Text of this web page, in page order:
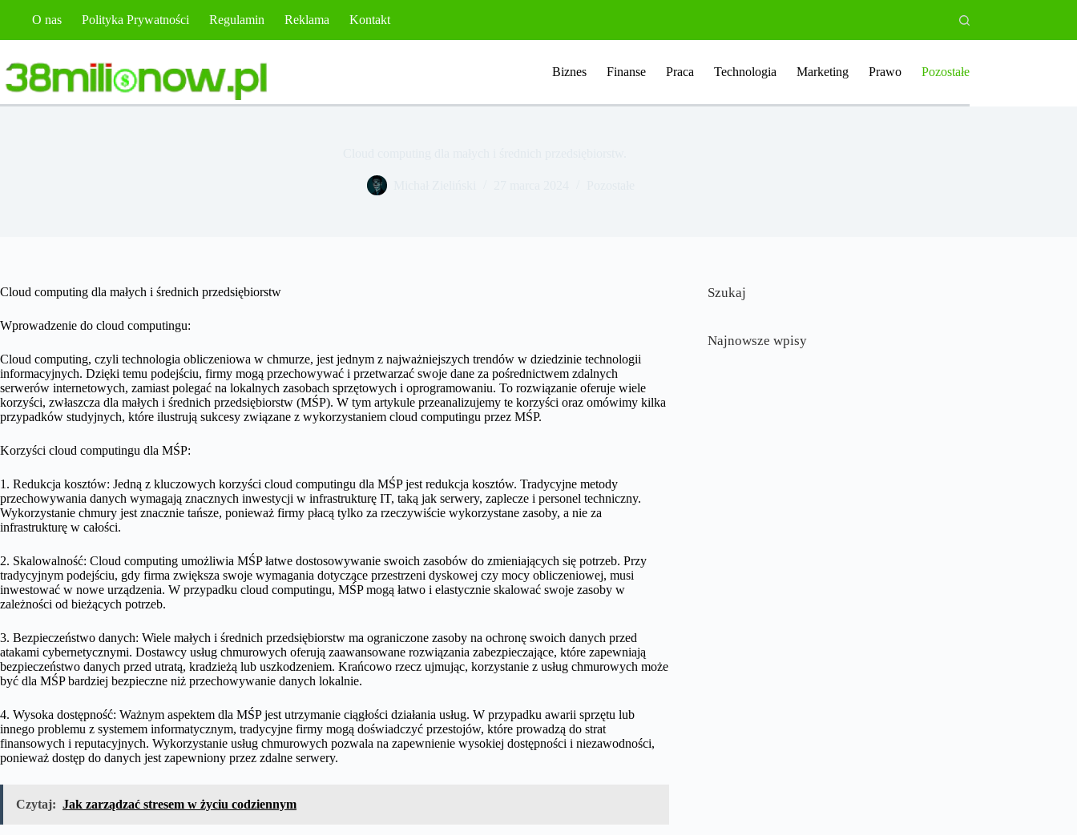
O nas Polityka Prywatności Regulamin Reklama Kontakt
Biznes Finanse Praca Technologia Marketing Prawo Pozostałe
Cloud computing dla małych i średnich przedsiębiorstw
Wprowadzenie do cloud computingu:
Cloud computing, czyli technologia obliczeniowa w chmurze, jest jednym z najważniejszych trendów w dziedzinie technologii
informacyjnych. Dzięki temu podejściu, firmy mogą przechowywać i przetwarzać swoje dane za pośrednictwem zdalnych
serwerów internetowych, zamiast polegać na lokalnych zasobach sprzętowych i oprogramowaniu. To rozwiązanie oferuje wiele
korzyści, zwłaszcza dla małych i średnich przedsiębiorstw (MŚP). W tym artykule przeanalizujemy te korzyści oraz omówimy kilka
przypadków studyjnych, które ilustrują sukcesy związane z wykorzystaniem cloud computingu przez MŚP.
Korzyści cloud computingu dla MŚP:
1. Redukcja kosztów: Jedną z kluczowych korzyści cloud computingu dla MŚP jest redukcja kosztów. Tradycyjne metody
przechowywania danych wymagają znacznych inwestycji w infrastrukturę IT, taką jak serwery, zaplecze i personel techniczny.
Wykorzystanie chmury jest znacznie tańsze, ponieważ firmy płacą tylko za rzeczywiście wykorzystane zasoby, a nie za
infrastrukturę w całości.
2. Skalowalność: Cloud computing umożliwia MŚP łatwe dostosowywanie swoich zasobów do zmieniających się potrzeb. Przy
tradycyjnym podejściu, gdy firma zwiększa swoje wymagania dotyczące przestrzeni dyskowej czy mocy obliczeniowej, musi
inwestować w nowe urządzenia. W przypadku cloud computingu, MŚP mogą łatwo i elastycznie skalować swoje zasoby w
zależności od bieżących potrzeb.
3. Bezpieczeństwo danych: Wiele małych i średnich przedsiębiorstw ma ograniczone zasoby na ochronę swoich danych przed
atakami cybernetycznymi. Dostawcy usług chmurowych oferują zaawansowane rozwiązania zabezpieczające, które zapewniają
bezpieczeństwo danych przed utratą, kradzieżą lub uszkodzeniem. Krańcowo rzecz ujmując, korzystanie z usług chmurowych może
być dla MŚP bardziej bezpieczne niż przechowywanie danych lokalnie.
4. Wysoka dostępność: Ważnym aspektem dla MŚP jest utrzymanie ciągłości działania usług. W przypadku awarii sprzętu lub
innego problemu z systemem informatycznym, tradycyjne firmy mogą doświadczyć przestojów, które prowadzą do strat
finansowych i reputacyjnych. Wykorzystanie usług chmurowych pozwala na zapewnienie wysokiej dostępności i niezawodności,
ponieważ dostęp do danych jest zapewniony przez zdalne serwery.
Czytaj: Jak zarządzać stresem w życiu codziennym
Szukaj
Najnowsze wpisy